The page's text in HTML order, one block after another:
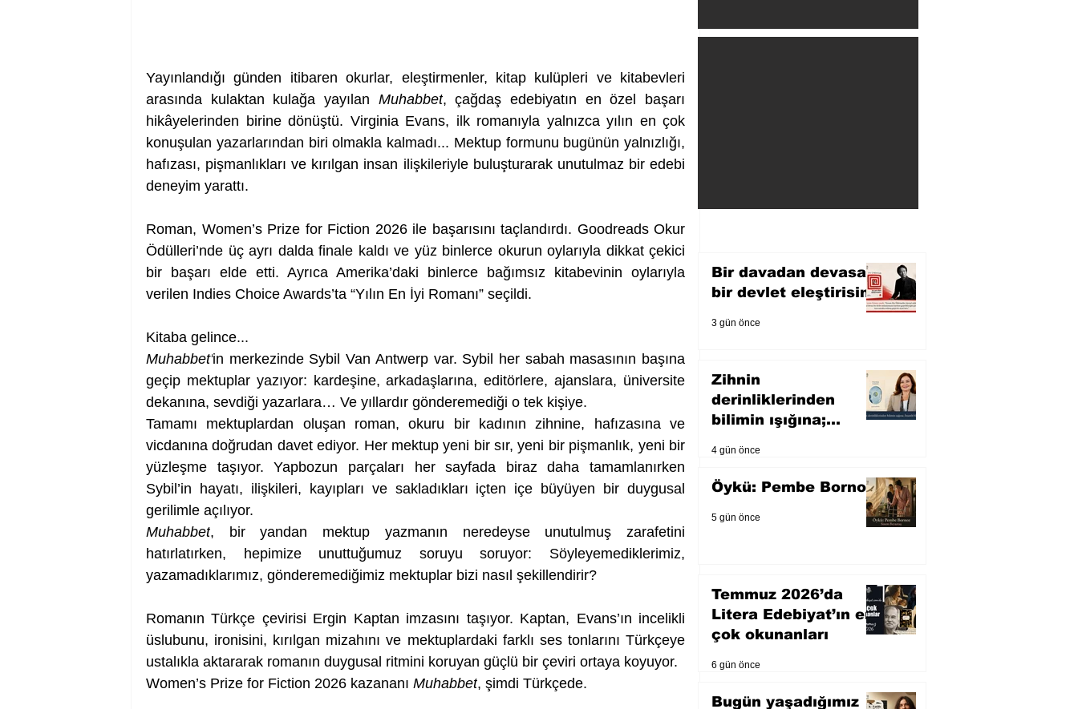
Yayınlandığı günden itibaren okurlar, eleştirmenler, kitap kulüpleri ve kitabevleri
arasında kulaktan kulağa yayılan Muhabbet, çağdaş edebiyatın en özel başarı
hikâyelerinden birine dönüştü. Virginia Evans, ilk romanıyla yalnızca yılın en çok
konuşulan yazarlarından biri olmakla kalmadı... Mektup formunu bugünün yalnızlığı,
hafızası, pişmanlıkları ve kırılgan insan ilişkileriyle buluşturarak unutulmaz bir edebi
deneyim yarattı.
Roman, Women’s Prize for Fiction 2026 ile başarısını taçlandırdı. Goodreads Okur
Ödülleri’nde üç ayrı dalda finale kaldı ve yüz binlerce okurun oylarıyla dikkat çekici
bir başarı elde etti. Ayrıca Amerika’daki binlerce bağımsız kitabevinin oylarıyla
verilen Indies Choice Awards’ta “Yılın En İyi Romanı” seçildi.
Kitaba gelince...
Muhabbet'in merkezinde Sybil Van Antwerp var. Sybil her sabah masasının başına
geçip mektuplar yazıyor: kardeşine, arkadaşlarına, editörlere, ajanslara, üniversite
dekanına, sevdiği yazarlara… Ve yıllardır gönderemediği o tek kişiye.
Tamamı mektuplardan oluşan roman, okuru bir kadının zihnine, hafızasına ve
vicdanına doğrudan davet ediyor. Her mektup yeni bir sır, yeni bir pişmanlık, yeni bir
yüzleşme taşıyor. Yapbozun parçaları her sayfada biraz daha tamamlanırken
Sybil’in hayatı, ilişkileri, kayıpları ve sakladıkları içten içe büyüyen bir duygusal
gerilimle açılıyor.
Muhabbet, bir yandan mektup yazmanın neredeyse unutulmuş zarafetini
hatırlatırken, hepimize unuttuğumuz soruyu soruyor: Söyleyemediklerimiz,
yazamadıklarımız, gönderemediğimiz mektuplar bizi nasıl şekillendirir?
Romanın Türkçe çevirisi Ergin Kaptan imzasını taşıyor. Kaptan, Evans’ın incelikli
üslubunu, ironisini, kırılgan mizahını ve mektuplardaki farklı ses tonlarını Türkçeye
ustalıkla aktararak romanın duygusal ritmini koruyan güçlü bir çeviri ortaya koyuyor.
Women’s Prize for Fiction 2026 kazananı Muhabbet, şimdi Türkçede.
Bir davadan devasa
bir devlet eleştirisine
3 gün önce
Zihnin
derinliklerinden
bilimin ışığına;
4 gün önce
Öykü: Pembe Bornoz
5 gün önce
Temmuz 2026’da
Litera Edebiyat’ın en
çok okunanları
6 gün önce
Bugün yaşadığımız